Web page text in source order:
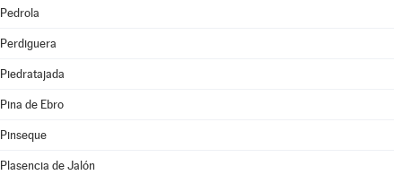
Pedrola
Perdiguera
Piedratajada
Pina de Ebro
Pinseque
Plasencia de Jalón